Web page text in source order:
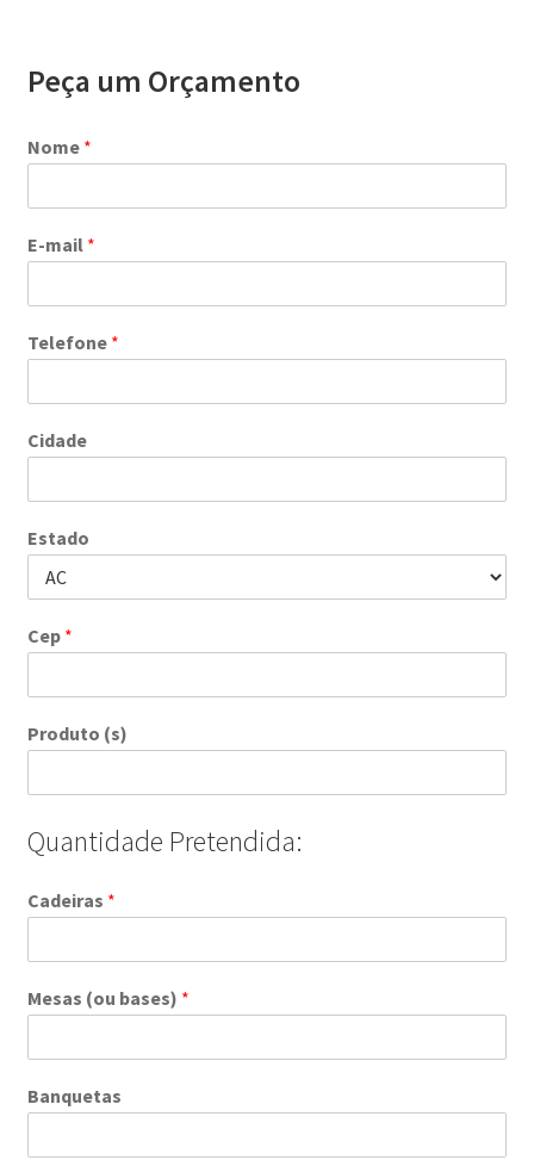
Peça um Orçamento
Nome *
E-mail *
Telefone *
Cidade
Estado
Cep *
Produto (s)
Quantidade Pretendida:
Cadeiras *
Mesas (ou bases) *
Banquetas